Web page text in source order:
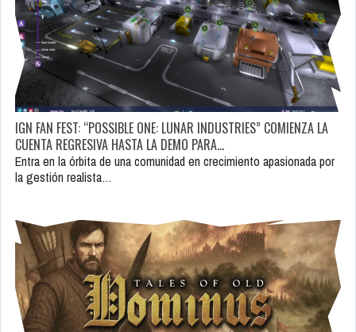
IGN FAN FEST: “POSSIBLE ONE: LUNAR INDUSTRIES” COMIENZA LA
CUENTA REGRESIVA HASTA LA DEMO PARA…
Entra en la órbita de una comunidad en crecimiento apasionada por
la gestión realista…